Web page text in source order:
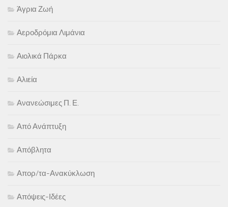
Άγρια Ζωή
Αεροδρόμια Λιμάνια
Αιολικά Πάρκα
Αλιεία
Ανανεώσιμες Π. Ε.
Από Ανάπτυξη
Απόβλητα
Απορ/τα-Ανακύκλωση
Απόψεις-Ιδέες